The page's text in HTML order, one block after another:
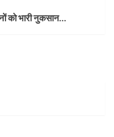
को भारी नुकसान…